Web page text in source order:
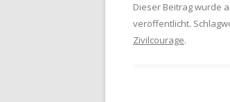
Dieser Beitrag wurde
veröffentlicht.
Zivilcourage.